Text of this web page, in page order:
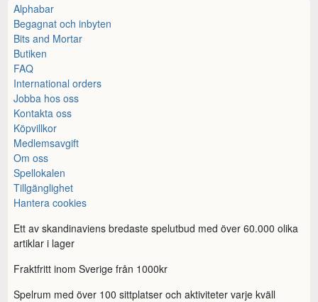
Alphabar
Begagnat och inbyten
Bits and Mortar
Butiken
FAQ
International orders
Jobba hos oss
Kontakta oss
Köpvillkor
Medlemsavgift
Om oss
Spellokalen
Tillgänglighet
Hantera cookies
Ett av skandinaviens bredaste spelutbud med över 60.000 olika
artiklar i lager
Fraktfritt inom Sverige från 1000kr
Spelrum med över 100 sittplatser och aktiviteter varje kväll